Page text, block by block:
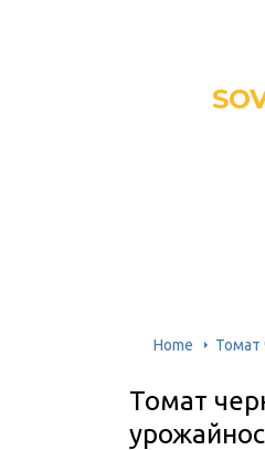
Home Томат
Томат